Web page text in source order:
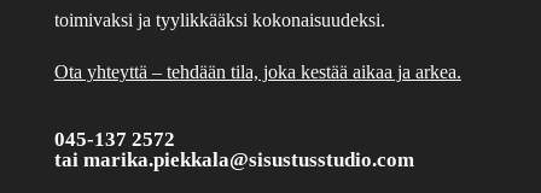
toimivaksi ja tyylikkääksi kokonaisuudeksi.
Ota yhteyttä – tehdään tila, joka kestää aikaa ja arkea.
045-137 2572
tai marika.piekkala@sisustusstudio.com